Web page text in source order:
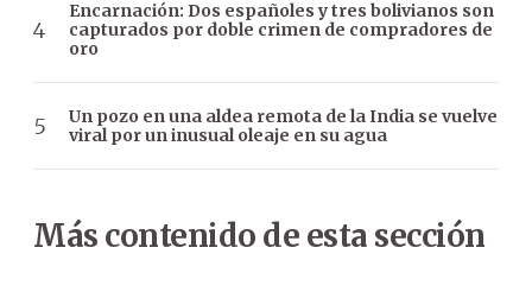
Encarnación: Dos españoles y tres bolivianos son
capturados por doble crimen de compradores de
oro
Un pozo en una aldea remota de la India se vuelve
viral por un inusual oleaje en su agua
Más contenido de esta sección